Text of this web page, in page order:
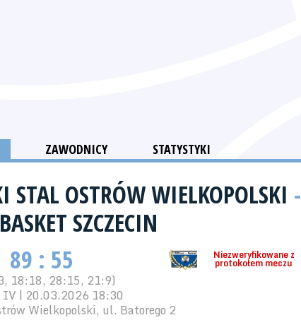
ZAWODNICY STATYSTYKI
OSTRÓW WIELKOPOLSKI -
SZCZECIN
Niezweryfikowane z
protokołem meczu
89 : 55
18:18, 28:15, 21:9)
IV | 20.03.2026 18:30
Wielkopolski, ul. Batorego 2